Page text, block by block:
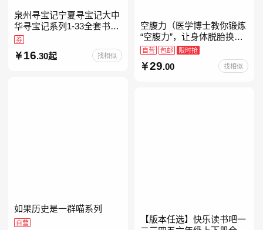
泉州寻宝记宁夏寻宝记大中
华寻宝记系列1-33全套书32
册【含新书宁夏寻宝记】当
当自营正版6-12岁新疆海南
广东福建河北黑
券
16.30起 找相似
空腹力（医学博士教你锻炼
“空腹力”，让身体脱胎换
骨！）
自营 包邮 限时抢
29.00 找相似
如果历史是一群喵系列
自营
【版本任选】快乐读书吧一